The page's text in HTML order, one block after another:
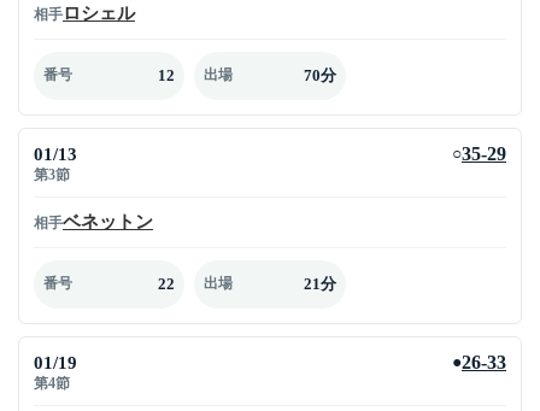
相手ロシェル
番号 12 出場 70分
01/13
第3節
○35-29
相手ベネットン
番号 22 出場 21分
01/19
第4節
●26-33